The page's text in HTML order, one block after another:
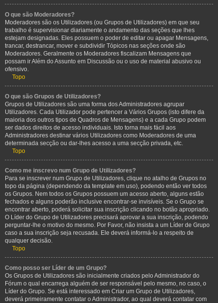
O que são Moderadores?
Moderadores são os Utilizadores (ou Grupos de Utilizadores) em que seu
trabalho é supervisionar diariamente o andamento das seções que lhes
estejam designadas. Eles possuem o poder de editar ou apagar Mensagens,
trancar, destrancar, mover e subdividir Tópicos nas seções onde são
Moderadores. Geralmente os Moderadores fiscalizam Mensagens que
possam ir Além do Assunto em Discussão ou o uso de material abusivo ou
ofensivo.
Topo
O que são Grupos de Utilizadores?
Grupos de Utilizadores são uma forma dos Administradores agrupar
Utilizadores. Cada Utilizador pode pertencer a Vários Grupos (isto difere da
maioria dos outros tipos de Quadros de Mensagens) e a cada Grupo podem
ser dados direitos de acesso individuais. Isto torna mais fácil aos
Administradores destinar vários Utilizadores como Moderadores de uma
determinada secção ou dar-lhes acesso a uma secção privada, etc.
Topo
Como me inscrevo num Grupo de Utilizadores?
Para se inscrever num Grupo de Utilizadores, clique no atalho de Grupos no
topo da página (dependendo da template em uso), podendo então ver todos
os Grupos. Nem todos os Grupos possuem um acesso aberto, alguns estão
fechados e alguns poderão inclusive encontrar-se invisíveis. Se o Grupo se
encontrar aberto, poderá solicitar sua inscrição clicando no botão apropriado.
O Líder do Grupo de Utilizadores precisará aprovar a sua inscrição, podendo
perguntar-lhe o motivo do mesmo. Por Favor, não insista a um Líder de Grupo
caso a sua inscrição seja recusada. Ele deverá informá-lo a respeito de
qualquer decisão.
Topo
Como posso ser Líder de um Grupo?
Os Grupos de Utilizadores são inicialmente criados pelo Administrador do
Fórum o qual encarrega alguém de ser responsável pelo mesmo, no caso, o
Líder do Grupo. Se está interessado em Criar um Grupo de Utilizadores,
deverá primeiramente contatar o Administrador, ao qual deverá contatar com